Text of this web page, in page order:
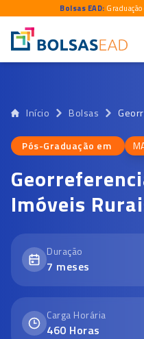
Bolsas EAD:
Início Bolsas
Pós-Graduação em
Pós-
Imóveis
Duração
7 meses
Carga Horária
460 Horas